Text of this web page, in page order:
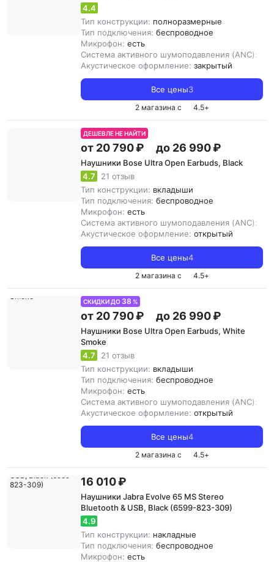
4.4
Тип конструкции: полноразмерные
Тип подключения: беспроводное
Микрофон: есть
Система активного шумоподавления (ANC):
Акустическое оформление: закрытый
Все цены3
2 магазина с 4.5+
ДЕШЕВЛЕ НЕ НАЙТИ
от 20 790 ₽ до 26 990 ₽
Наушники Bose Ultra Open Earbuds, Black
4.7
21 отзыв
Тип конструкции: вкладыши
Тип подключения: беспроводное
Микрофон: есть
Система активного шумоподавления (ANC):
Акустическое оформление: открытый
Все цены4
2 магазина с 4.5+
СКИДКИ ДО 38 %
от 20 790 ₽ до 26 990 ₽
Наушники Bose Ultra Open Earbuds, White
Smoke
4.7
21 отзыв
Тип конструкции: вкладыши
Тип подключения: беспроводное
Микрофон: есть
Система активного шумоподавления (ANC):
Акустическое оформление: открытый
Все цены4
2 магазина с 4.5+
16 010 ₽
Наушники Jabra Evolve 65 MS Stereo
Bluetooth & USB, Black (6599-823-309)
4.9
Тип конструкции: накладные
Тип подключения: беспроводное
Микрофон: есть